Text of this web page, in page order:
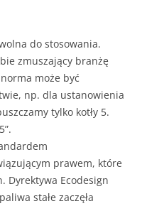
do stosowania.
zmuszający branżę
może być
np. dla ustanowienia
tylko kotły 5.
prawem, które
Dyrektywa Ecodesign
stałe zaczęła